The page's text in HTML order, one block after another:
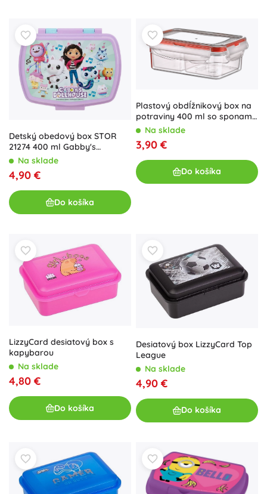
Detský obedový box STOR
21274 400 ml Gabby's
Dollhouse (ružovo-modrý)
Na sklade
4,90 €
Do košíka
Plastový obdĺžnikový box na
potraviny 400 ml so sponami
a vekom, delený
Na sklade
3,90 €
Do košíka
LizzyCard desiatový box s
kapybarou
Na sklade
4,80 €
Do košíka
Desiatový box LizzyCard Top
League
Na sklade
4,90 €
Do košíka